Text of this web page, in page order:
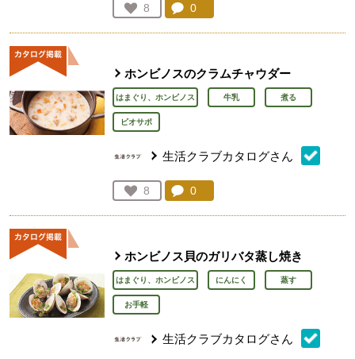
お気に入り登録：
8
人が登録
コメント：
0
ホンビノスのクラムチャウダー
はまぐり、ホンビノス 牛乳 煮る
ビオサポ
生活クラブカタログさん
お気に入り登録：
8
人が登録
コメント：
0
ホンビノス貝のガリバタ蒸し焼き
はまぐり、ホンビノス にんにく 蒸す
お手軽
生活クラブカタログさん